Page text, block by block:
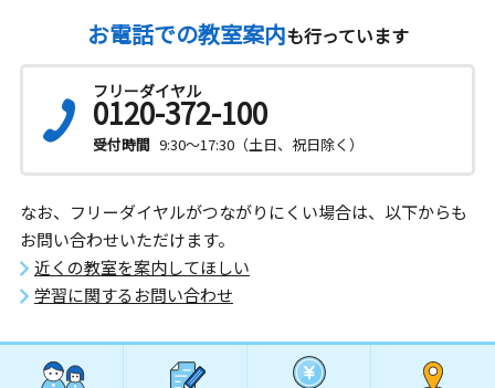
お電話での教室案内も行っています
フリーダイヤル
0120-372-100
受付時間 9:30～17:30（土日、祝日除く）
なお、フリーダイヤルがつながりにくい場合は、以下からも
お問い合わせいただけます。
近くの教室を案内してほしい
学習に関するお問い合わせ